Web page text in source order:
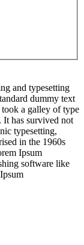
and typesetting
dummy text
a galley of type
It has survived not
typesetting,
in the 1960s
Ipsum
software like